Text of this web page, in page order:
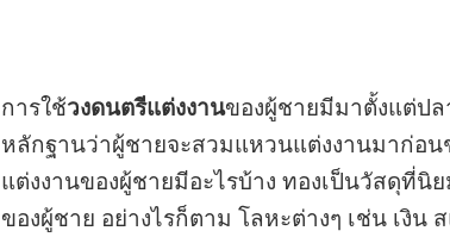
การใช้วงดนตรีแต่งงานของผู้ชายมีมาตั้งแต่ป
หลักฐานว่าผู้ชายจะสวมแหวนแต่งงานมาก่อ
แต่งงานของผู้ชายมีอะไรบ้าง ทองเป็นวัสดุที่นิ
ของผู้ชาย อย่างไรก็ตาม โลหะต่างๆ เช่น เงิน